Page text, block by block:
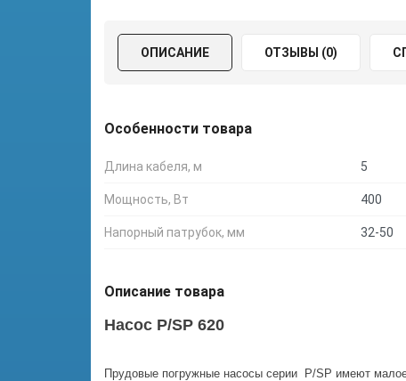
ОПИСАНИЕ ОТЗЫВЫ (0)
Особенности товара
Длина кабеля, м 5
Мощность, Вт 400
Напорный патрубок, мм 32-50
Описание товара
Насос P/SP 620
Прудовые погружные насосы серии P/SP имеют